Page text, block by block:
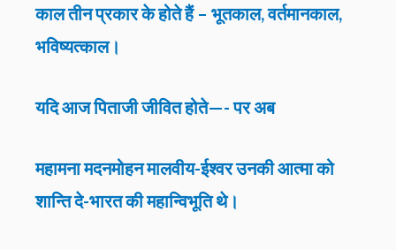
काल तीन प्रकार के होते हैं – भूतकाल, वर्तमानकाल,
भविष्यत्काल।
यदि आज पिताजी जीवित होते—- पर अब
महामना मदनमोहन मालवीय-ईश्वर उनकी आत्मा को
शान्ति दे-भारत की महान्विभूति थे।